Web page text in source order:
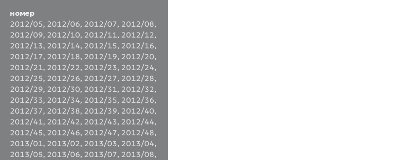
номер
2012/05, 2012/06, 2012/07, 2012/08,
2012/09, 2012/10, 2012/11, 2012/12,
2012/13, 2012/14, 2012/15, 2012/16,
2012/17, 2012/18, 2012/19, 2012/20,
2012/21, 2012/22, 2012/23, 2012/24,
2012/25, 2012/26, 2012/27, 2012/28,
2012/29, 2012/30, 2012/31, 2012/32,
2012/33, 2012/34, 2012/35, 2012/36,
2012/37, 2012/38, 2012/39, 2012/40,
2012/41, 2012/42, 2012/43, 2012/44,
2012/45, 2012/46, 2012/47, 2012/48,
2013/01, 2013/02, 2013/03, 2013/04,
2013/05, 2013/06, 2013/07, 2013/08,